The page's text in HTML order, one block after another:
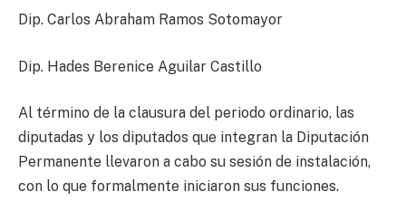
Dip. Carlos Abraham Ramos Sotomayor
Dip. Hades Berenice Aguilar Castillo
Al término de la clausura del periodo ordinario, las
diputadas y los diputados que integran la Diputación
Permanente llevaron a cabo su sesión de instalación,
con lo que formalmente iniciaron sus funciones.